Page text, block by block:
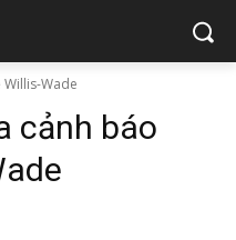
Wade
cảnh báo